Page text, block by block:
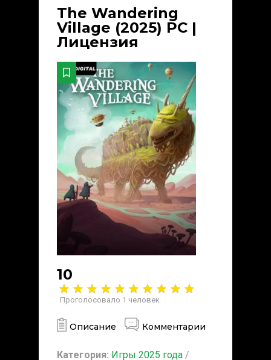
The Wandering
Village (2025) PC |
Лицензия
10
Проголосовало 1 человек
Описание Комментарии
Категория: Игры 2025 года /